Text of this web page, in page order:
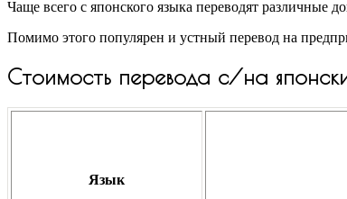
Чаще всего с японского языка переводят различные
Помимо этого популярен и устный перевод на
Стоимость перевода с/на
Язык